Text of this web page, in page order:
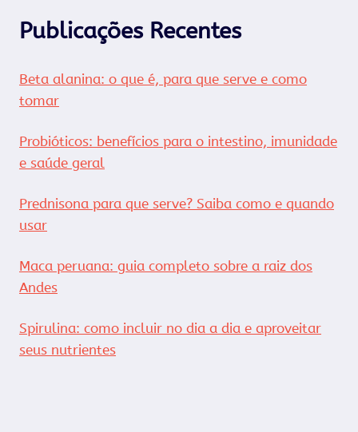
Publicações Recentes
Beta alanina: o que é, para que serve e como
tomar
Probióticos: benefícios para o intestino, imunidade
e saúde geral
Prednisona para que serve? Saiba como e quando
usar
Maca peruana: guia completo sobre a raiz dos
Andes
Spirulina: como incluir no dia a dia e aproveitar
seus nutrientes